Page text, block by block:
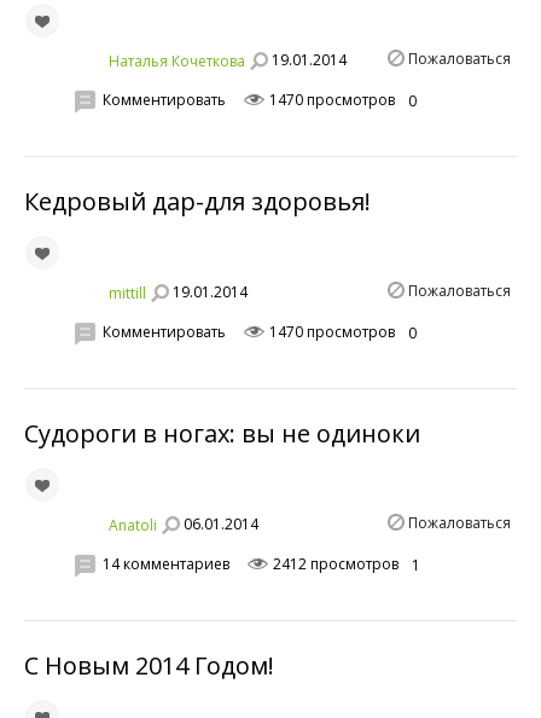
Наталья Кочеткова 19.01.2014 Пожаловаться
Комментировать 1470 просмотров 0
Кедровый дар-для здоровья!
mittill 19.01.2014 Пожаловаться
Комментировать 1470 просмотров 0
Судороги в ногах: вы не одиноки
Anatoli 06.01.2014 Пожаловаться
14 комментариев 2412 просмотров 1
С Новым 2014 Годом!